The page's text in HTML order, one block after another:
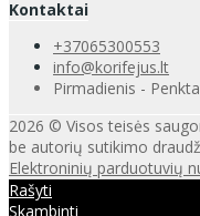
Kontaktai
+37065300553
info@korifejus.lt
Pirmadienis -
2026 © Visos teisės
be autorių sutikimo
Elektroninių parduotuvių
Rašyti
Skambinti